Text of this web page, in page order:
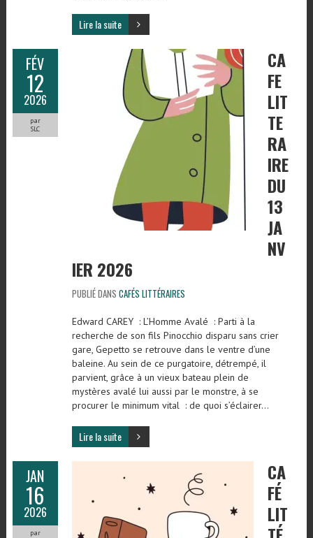
Lire la suite
FÉV
12
2026
par
SLC
CA
FE
LIT
TE
RA
IRE
DU
13
JA
NV
IER 2026
PUBLIÉ DANS CAFÉS LITTÉRAIRES
Edward CAREY : L’Homme Avalé : Parti à la
recherche de son fils Pinocchio disparu sans crier
gare, Gepetto se retrouve dans le ventre d’une
baleine. Au sein de ce purgatoire, détrempé, il
parvient, grâce à un vieux bateau plein de
mystères avalé lui aussi par le monstre, à se
procurer le minimum vital : de quoi s’éclairer…
Lire la suite
JAN
16
2026
par
CA
FÉ
LIT